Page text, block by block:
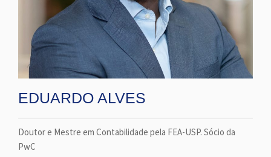
EDUARDO ALVES
Doutor e Mestre em Contabilidade pela FEA-USP. Sócio da
PwC